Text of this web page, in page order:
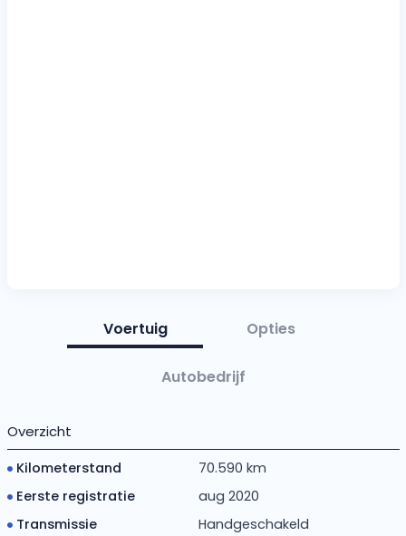
Voertuig Opties
Autobedrijf
Overzicht
Kilometerstand
70.590 km
Eerste registratie
aug 2020
Transmissie
Handgeschakeld